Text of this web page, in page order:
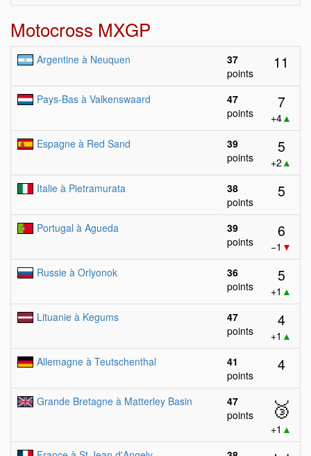
Motocross MXGP
Argentine à Neuquen
37
points
11
Pays-Bas à Valkenswaard
47
points
7
+4▲
Espagne à Red Sand
39
points
5
+2 ▲
Italie à Pietramurata
38
points
5
Portugal à Agueda
39
points
6
−1 ▼
Russie à Orlyonok
36
points
5
+1 ▲
Lituanie à Kegums
47
points
4
+1 ▲
Allemagne à Teutschenthal
41
points
4
Grande Bretagne à Matterley Basin
47
points
🥉
+1 ▲